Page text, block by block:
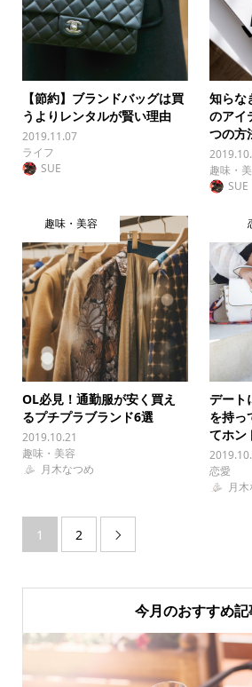
【節約】ブランドバッグは買
うよりレンタルが賢い理由
2019.11.07
ライフ
SUE
知らな
のアイ
つの方
趣味・
SUE
趣味・美容
OL必見！通勤服が安く買え
るプチプラブランド6選
2019.10.21
趣味・美容
月木なつめ
デート
を持っ
てホン
恋愛
月
1 2 
今月のおすすめ記